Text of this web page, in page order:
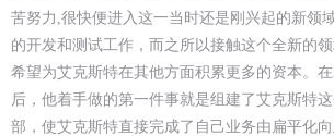
苦努力,很快便进入这一当时还是刚兴起的新领
的开发和测试工作，而之所以接触这个全新的
希望为艾克斯特在其他方面积累更多的资本。在
后，他着手做的第一件事就是组建了艾克斯特
部，使艾克斯特直接完成了自己业务由扁平化